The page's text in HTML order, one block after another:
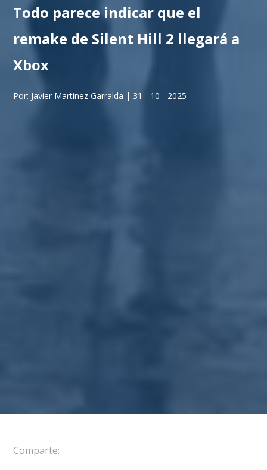
Todo parece indicar que el
remake de Silent Hill 2 llegará a
Xbox
Por: Javier Martinez Garralda | 31 - 10 - 2025
Comparte: